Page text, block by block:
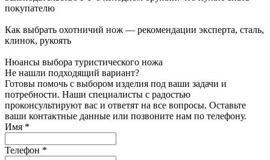
покупателю
Как выбрать охотничий нож — рекомендации эксперта, сталь,
клинок, рукоять
Нюансы выбора туристического ножа
Не нашли подходящий вариант?
Готовы помочь с выбором изделия под ваши задачи и
потребности. Наши специалисты с радостью
проконсультируют вас и ответят на все вопросы. Оставьте
ваши контактные данные или позвоните нам по телефону.
Имя *
Телефон *